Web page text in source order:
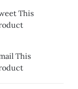
This
This